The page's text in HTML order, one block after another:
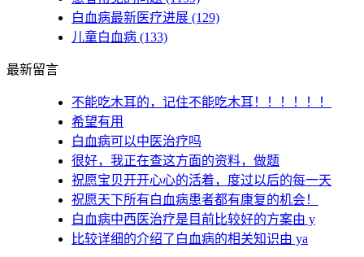
白血病最新医疗进展 (129)
儿童白血病 (133)
最新留言
不能吃木耳的，记住不能吃木耳！！！！！！
希望有用
白血病可以中医治疗吗
很好，我正在查这方面的资料，做题
祝愿宝贝开开心心的活着，度过以后的每一天
祝愿天下所有白血病患者都有康复的机会！
白血病中西医治疗是目前比较好的方案由 y
比较详细的介绍了白血病的相关知识由 ya